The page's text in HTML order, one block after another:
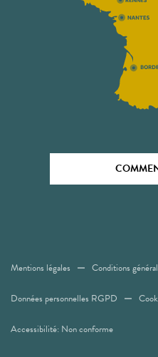
Mentions légales Conditions
Données personnelles RGPD
Accessibilité: Non conforme